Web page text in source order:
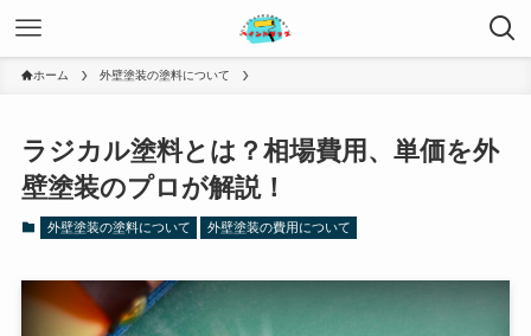
ホーム 外壁塗装の塗料について
ラジカル塗料とは？相場費用、単価を外
壁塗装のプロが解説！
外壁塗装の塗料について 外壁塗装の費用について